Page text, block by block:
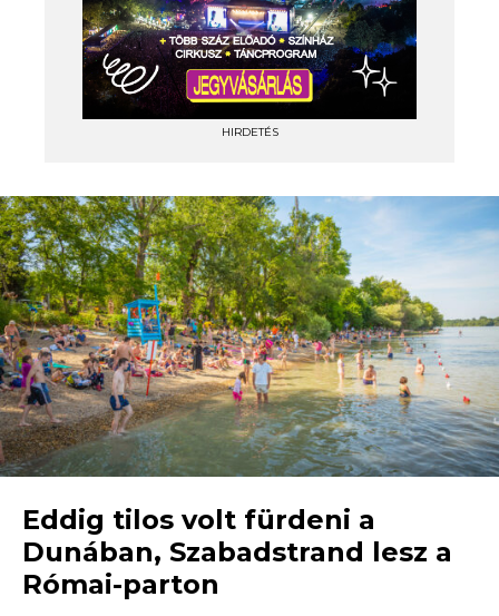
HIRDETÉS
Eddig tilos volt fürdeni a
Dunában, Szabadstrand lesz a
Római-parton